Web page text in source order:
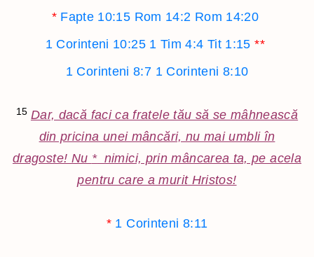
* Fapte 10:15 Rom 14:2 Rom 14:20
1 Corinteni 10:25 1 Tim 4:4 Tit 1:15 **
1 Corinteni 8:7 1 Corinteni 8:10
15 Dar, dacă faci ca fratele tău să se mâhnească
din pricina unei mâncări, nu mai umbli în
dragoste! Nu *nimici, prin mâncarea ta, pe acela
pentru care a murit Hristos!
* 1 Corinteni 8:11